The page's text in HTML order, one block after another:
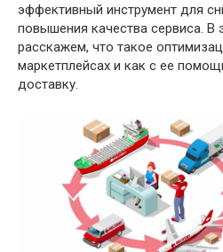
эффективный инструмент для
повышения качества сервиса. В
расскажем, что такое
маркетплейсах и как с ее
доставку.